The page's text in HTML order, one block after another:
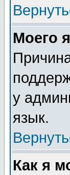
Моего
у
язык.
Как я